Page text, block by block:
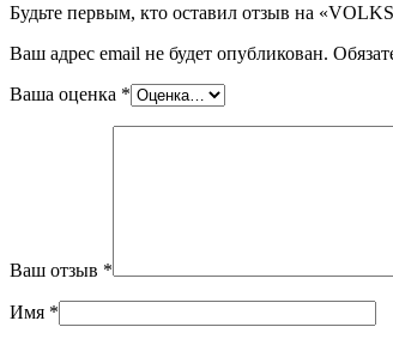
шт
Будьте первым, кто оставил отзыв на
Ваш адрес email не будет опубликован.
Ваша оценка *
Ваш отзыв *
Имя *